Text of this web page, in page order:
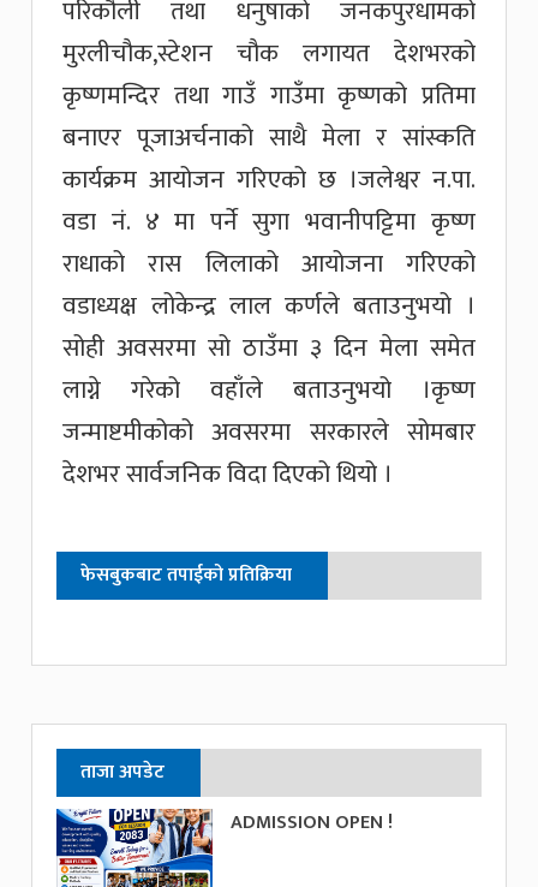
परिकौली तथा धनुषाको जनकपुरधामको
मुरलीचौक,स्टेशन चौक लगायत देशभरको
कृष्णमन्दिर तथा गाउँ गाउँमा कृष्णको प्रतिमा
बनाएर पूजाअर्चनाको साथै मेला र सांस्कति
कार्यक्रम आयोजन गरिएको छ ।जलेश्वर न.पा.
वडा नं. ४ मा पर्ने सुगा भवानीपट्टिमा कृष्ण
राधाको रास लिलाको आयोजना गरिएको
वडाध्यक्ष लोकेन्द्र लाल कर्णले बताउनुभयो ।
सोही अवसरमा सो ठाउँमा ३ दिन मेला समेत
लाग्ने गरेको वहाँले बताउनुभयो ।कृष्ण
जन्माष्टमीकोको अवसरमा सरकारले सोमबार
देशभर सार्वजनिक विदा दिएको थियो ।
फेसबुकबाट तपाईको प्रतिक्रिया
ताजा अपडेट
ADMISSION OPEN !